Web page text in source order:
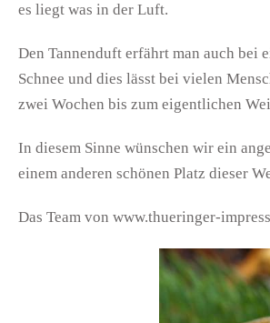
es liegt was in der Luft.
Den Tannenduft erfährt man auch bei
Schnee und dies lässt bei vielen
zwei Wochen bis zum eigentlichen
In diesem Sinne wünschen wir ein
einem anderen schönen Platz dieser
Das Team von www.thueringer-